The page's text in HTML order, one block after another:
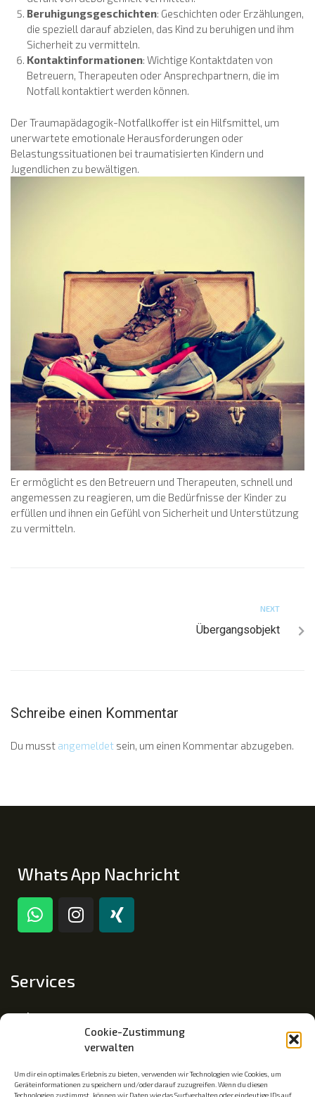
Cookie-Zustimmung
verwalten
Um dir ein optimales Erlebnis zu bieten, verwenden wir Technologien wie Cookies, um
Geräteinformationen zu speichern und/oder darauf zuzugreifen. Wenn du diesen
Technologien zustimmst, können wir Daten wie das Surfverhalten oder eindeutige IDs auf
Beruhigungsgeschichten: Geschichten oder Erzählungen,
die speziell darauf abzielen, das Kind zu beruhigen und ihm
Sicherheit zu vermitteln.
Kontaktinformationen: Wichtige Kontaktdaten von
Betreuern, Therapeuten oder Ansprechpartnern, die im
Notfall kontaktiert werden können.
Der Traumapädagogik-Notfallkoffer ist ein Hilfsmittel, um
unerwartete emotionale Herausforderungen oder
Belastungssituationen bei traumatisierten Kindern und
Jugendlichen zu bewältigen.
Er ermöglicht es den Betreuern und Therapeuten, schnell und
angemessen zu reagieren, um die Bedürfnisse der Kinder zu
erfüllen und ihnen ein Gefühl von Sicherheit und Unterstützung
zu vermitteln.
NEXT
Übergangsobjekt
Schreibe einen Kommentar
Du musst angemeldet sein, um einen Kommentar abzugeben.
Whats App Nachricht
Services
Impressum
Datenschutz